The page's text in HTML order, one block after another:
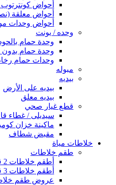
أحواض
أحواض معلقة
أحواض وحدات
وحده / يونت
وحدة حمام
وحدة حمام
وحدات حمام
مبوله
بيديه
بيديه على الأرض
بيديه معلق
قطع غيار صحي
سيديلى / غطاء
ماكينة خزان
مقبض شطاف
خلاطات مياة
طقم خلاطات
أطقم خلاطات 2 قطعة
أطقم خلاطات 3 قطع
عروض طقم